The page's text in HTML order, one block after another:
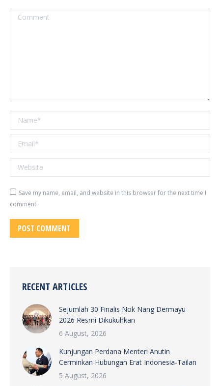
Comment
Name *
Email *
Website
Save my name, email, and website in this browser for the next time I
comment.
POST COMMENT
RECENT ARTICLES
Sejumlah 30 Finalis Nok Nang Dermayu
2026 Resmi Dikukuhkan
6 August, 2026
Kunjungan Perdana Menteri Anutin
Cerminkan Hubungan Erat Indonesia-Tailan
5 August, 2026